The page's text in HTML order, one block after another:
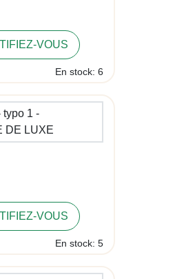
VOUS
En stock: 6
VOUS
En stock: 5